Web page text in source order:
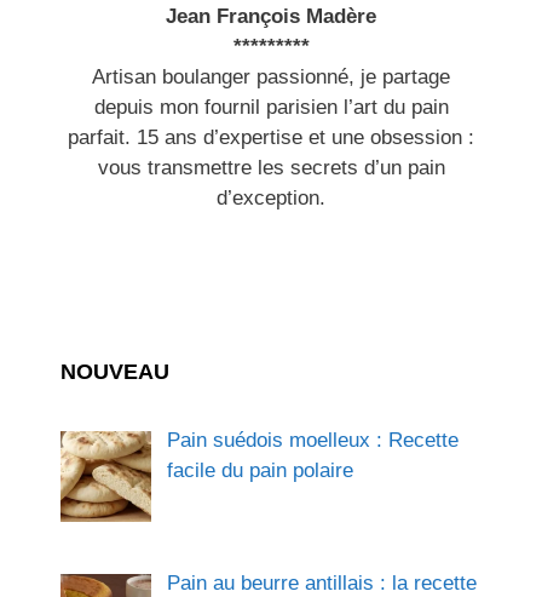
Jean François Madère
*********
Artisan boulanger passionné, je partage
depuis mon fournil parisien l’art du pain
parfait. 15 ans d’expertise et une obsession :
vous transmettre les secrets d’un pain
d’exception.
NOUVEAU
Pain suédois moelleux : Recette
facile du pain polaire
Pain au beurre antillais : la recette